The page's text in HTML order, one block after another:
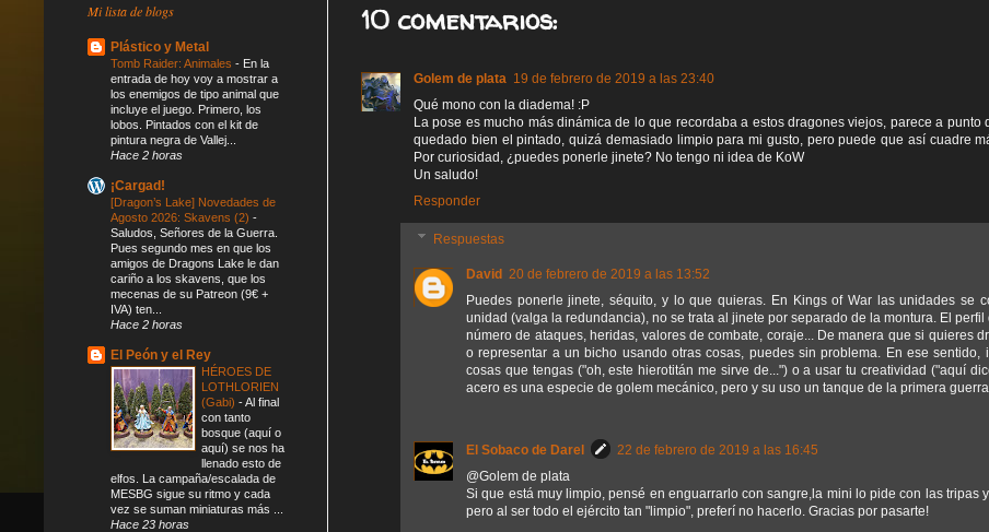
10 comentarios:
Golem de plata 19 de febrero de 2019 a las 23:40
Qué mono con la diadema! :P
La pose es mucho más dinámica de lo que recordaba a estos dragones viejos, parece a punto
quedado bien el pintado, quizá demasiado limpio para mi gusto, pero puede que así cuadre
Por curiosidad, ¿puedes ponerle jinete? No tengo ni idea de KoW
Un saludo!
Responder
Respuestas
David 20 de febrero de 2019 a las 13:52
Puedes ponerle jinete, séquito, y lo que quieras. En Kings of War las unidades se
unidad (valga la redundancia), no se trata al jinete por separado de la montura. El
número de ataques, heridas, valores de combate, coraje... De manera que si quieres
o representar a un bicho usando otras cosas, puedes sin problema. En ese sentido,
cosas que tengas ("oh, este hierotitán me sirve de...") o a usar tu creatividad ("aquí
acero es una especie de golem mecánico, pero y su uso un tanque de la primera
El Sobaco de Darel
22 de febrero de 2019 a las 16:45
@Golem de plata
Si que está muy limpio, pensé en enguarrarlo con sangre,la mini lo pide con las tripas
pero al ser todo el ejército tan "limpio", preferí no hacerlo. Gracias por pasarte!
Mi lista de blogs
Plástico y Metal
Tomb Raider: Animales - En la
entrada de hoy voy a mostrar a
los enemigos de tipo animal que
incluye el juego. Primero, los
lobos. Pintados con el kit de
pintura negra de Vallej...
Hace 2 horas
¡Cargad!
[Dragon’s Lake] Novedades de
Agosto 2026: Skavens (2) -
Saludos, Señores de la Guerra.
Pues segundo mes en que los
amigos de Dragons Lake le dan
cariño a los skavens, que los
mecenas de su Patreon (9€ +
IVA) ten...
Hace 2 horas
El Peón y el Rey
HÉROES DE
LOTHLORIEN
(Gabi) -Al final
con tanto
bosque (aquí o
aquí) se nos ha
llenado esto de
elfos. La campaña/escalada de
MESBG sigue su ritmo y cada
vez se suman miniaturas más ...
Hace 23 horas